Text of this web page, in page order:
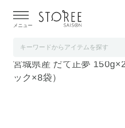
よる配送遅延が発生しております。
メニュー
アイリスフーズ 低温製法
宮城県産 だて正夢
ック×8袋）